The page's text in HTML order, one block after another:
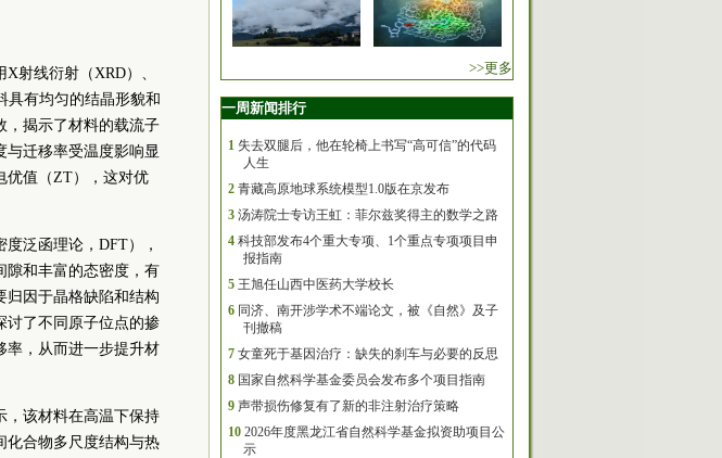
射线衍射（XRD）、
具有均匀的结晶形貌和
，揭示了材料的载流子
迁移率受温度影响显
优值（ZT），这对优
泛函理论，DFT），
隙和丰富的态密度，有
归因于晶格缺陷和结构
讨了不同原子位点的掺
率，从而进一步提升材
，该材料在高温下保持
化合物多尺度结构与热
>>更多
一周新闻排行
1 失去双腿后，他在轮椅上书写“高可信”的代码
人生
2 青藏高原地球系统模型1.0版在京发布
3 汤涛院士专访王虹：菲尔兹奖得主的数学之路
4 科技部发布4个重大专项、1个重点专项项目申
报指南
5 王旭任山西中医药大学校长
6 同济、南开涉学术不端论文，被《自然》及子
刊撤稿
7 女童死于基因治疗：缺失的刹车与必要的反思
8 国家自然科学基金委员会发布多个项目指南
9 声带损伤修复有了新的非注射治疗策略
10 2026年度黑龙江省自然科学基金拟资助项目公
示